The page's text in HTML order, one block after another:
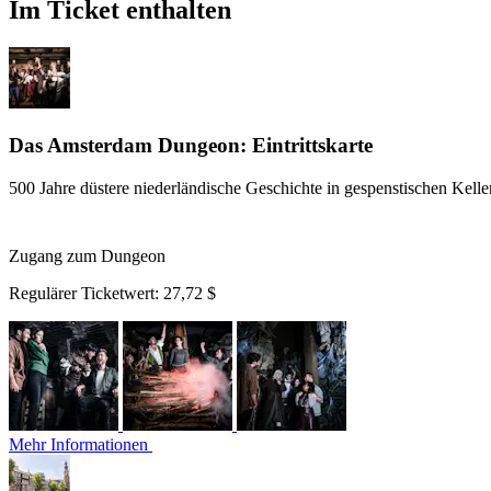
Im Ticket enthalten
Das Amsterdam Dungeon: Eintrittskarte
500 Jahre düstere niederländische Geschichte in gespenstischen
Zugang zum Dungeon
Regulärer Ticketwert: 27,72 $
Mehr Informationen